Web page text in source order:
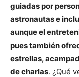
guiadas por
astronautas e
aunque el
pues también
estrellas,
de charlas. ¿Qué